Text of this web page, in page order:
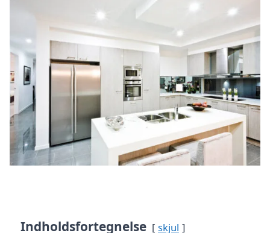
Indholdsfortegnelse skjul